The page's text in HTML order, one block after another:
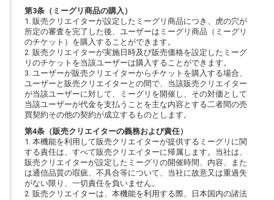
第3条（ミーグリ商品の購入）
1. 販売クリエイターが設定したミーグリ商品につき、虎の穴が
所定の審査を完了した後、ユーザーはミーグリ商品（ミーグリ
のチケット）を購入することができます。
2. 販売クリエイターが実施日時及び販売価格を設定したミーグ
リのチケットを当該ユーザーは購入することができます。
3. ユーザーが販売クリエイターからチケットを購入する場合、
ユーザーと販売クリエイターとの間で、当該販売クリエイター
が当該ユーザーに対して、ミーグリを開催し、その対価として
当該ユーザーが代金を支払うことを主な内容とする二者間の売
買契約その他の契約が成立するものとします。
第4条（販売クリエイターの義務および責任）
1. 本機能を利用して販売クリエイターが提供するミーグリに関
する責任は、すべて販売クリエイターに帰属します。当社は、
販売クリエイターが設定したミーグリの開催時間、内容、また
は通信品質の瑕疵、不具合等について、当社に故意又は重過失
がない限り、一切責任を負いません。
2. 販売クリエイターは、本機能を利用する際、日本国内の諸法